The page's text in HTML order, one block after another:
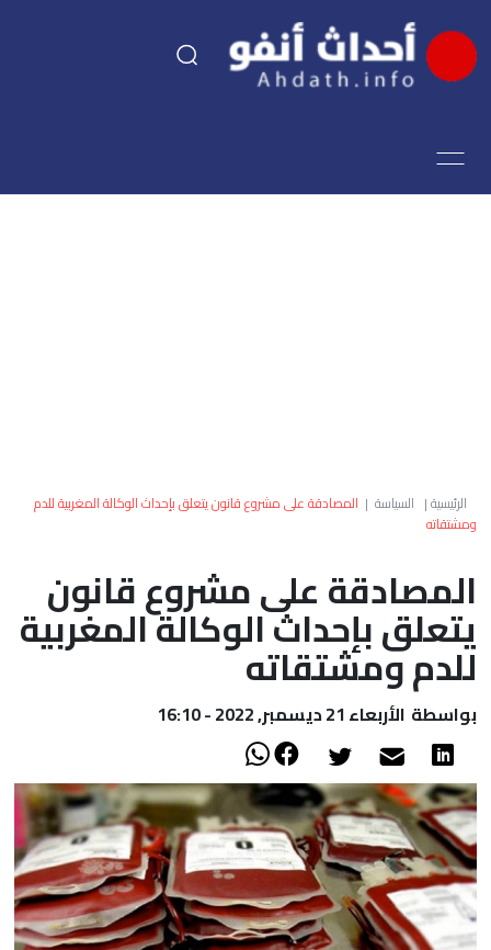
اقتصاد
العالم
الصحراء
الرئيسية| السياسة | المصادقة على مشروع قانون يتعلق بإحداث الوكالة المغربية للدم
ومشتقاته
المصادقة على مشروع قانون
يتعلق بإحداث الوكالة المغربية
للدم ومشتقاته
بواسطة الأربعاء 21 ديسمبر, 2022 - 16:10